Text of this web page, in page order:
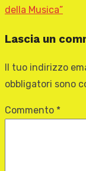
della Musica”
Lascia un
Il tuo indirizzo
obbligatori sono
Commento *